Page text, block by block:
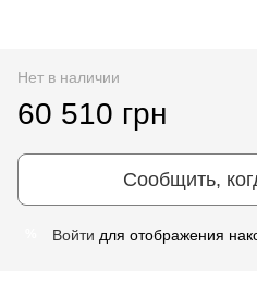
Нет в наличии
60 510 грн
Сообщить,
Войти для отображения